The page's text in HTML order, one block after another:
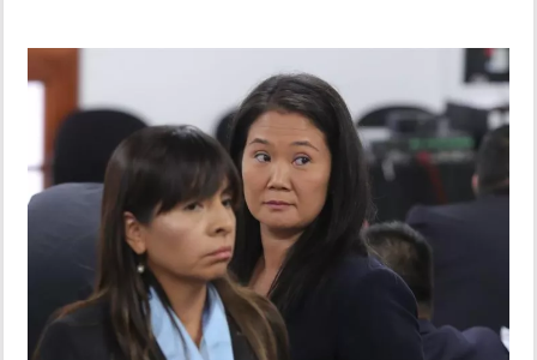
DEPORTES
MUNDO
INSÓLITAS
IMPRESO